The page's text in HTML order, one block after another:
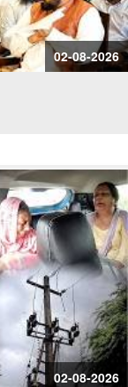
02-08-2026
02-08-2026